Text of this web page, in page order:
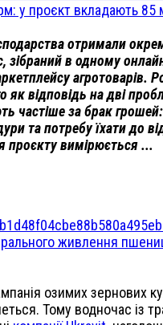
у проєкт вкладають 85
отримали
зібраний в одному
агротоварів.
як відповідь на дві
частіше за брак
та потребу їхати до
проєкту вимірюється ...
живлення
озимих зернових
Тому водночас із